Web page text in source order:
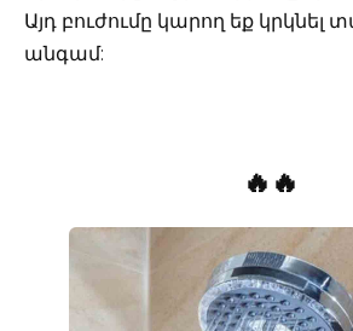
Այդ բուժումը կարող եք կրկնել
անգամ:
🔥🔥